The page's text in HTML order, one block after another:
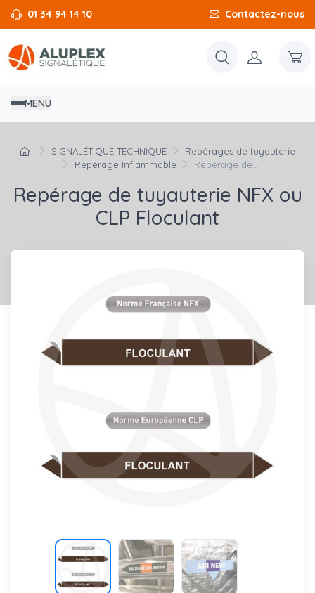
01 34 94 14 10 Contactez-nous
MENU
SIGNALÉTIQUE TECHNIQUE
Repérages de tuyauterie
Repérage Inflammable
Repérage de...
Repérage de tuyauterie NFX ou
CLP Floculant